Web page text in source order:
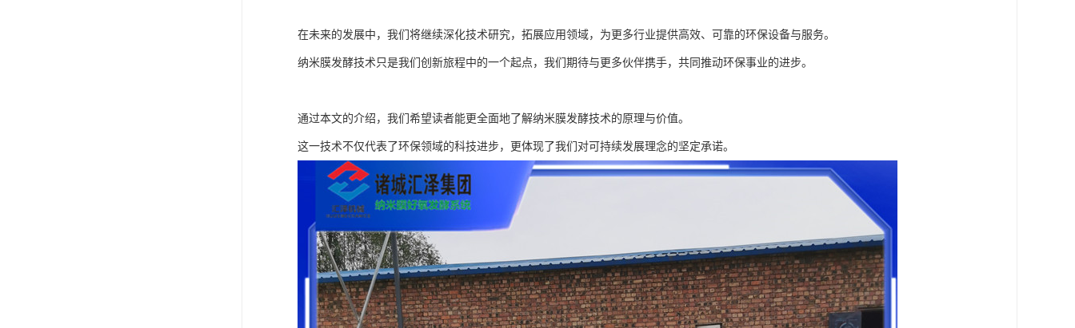
在未来的发展中，我们将继续深化技术研究，拓展应用领域，为更多行业提供高效、可靠的环保设备与服务。
纳米膜发酵技术只是我们创新旅程中的一个起点，我们期待与更多伙伴携手，共同推动环保事业的进步。
通过本文的介绍，我们希望读者能更全面地了解纳米膜发酵技术的原理与价值。
这一技术不仅代表了环保领域的科技进步，更体现了我们对可持续发展理念的坚定承诺。